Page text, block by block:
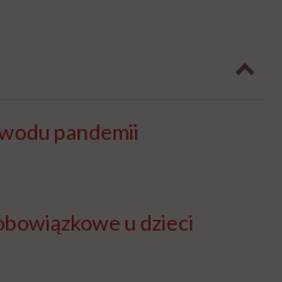
pandemii
u dzieci